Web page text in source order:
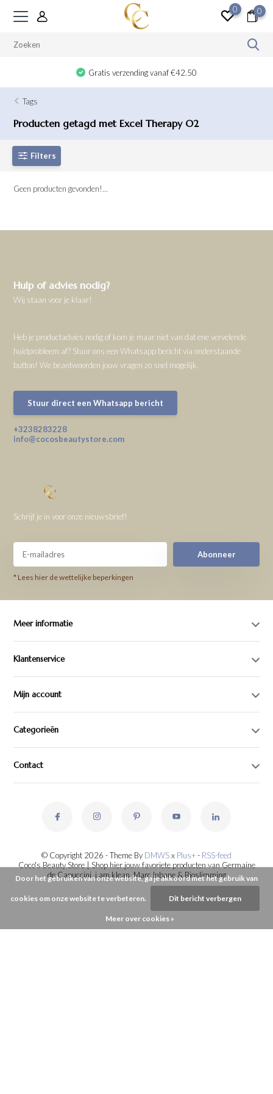
0 0
Gratis verzending vanaf €42.50
Tags
Producten getagd met Excel Therapy O2
Filters
Geen producten gevonden!...
Hulp of advies nodig?
Wij staan voor je klaar!
Heb je productadvies nodig of kom je maar niet van dat ene vervelende
huidprobleem af? Stuur ons een Whatsapp bericht via onderstaande
button! We beantwoorden jouw vragen zo snel mogelijk.
Stuur direct een Whatsapp bericht
+3238283228
info@cocosbeautystore.com
Schrijf je in voor onze nieuwsbrief!
Abonneer
* Lees hier de wettelijke beperkingen
Meer informatie
Klantenservice
Mijn account
Categorieën
Contact
© Copyright 2026 - Theme By DMWSx Plus+- RSS-feed
Coco's Beauty Store | Shop hier jouw favoriete producten van Germaine
de Capuccini, i.am.klean, Marc Inbane & Bioslimming
Door het gebruiken van onze website, ga je akkoord met het gebruik van
cookies om onze website te verbeteren. Dit bericht verbergen
Meer over cookies »